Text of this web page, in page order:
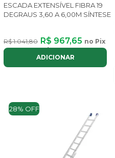
ESCADA EXTENSÍVEL FIBRA 19
DEGRAUS 3,60 A 6,00M SÍNTESE
R$ 1.041,80 R$ 967,65 no Pix
ou até8xdeR$ 145,37com juros
ADICIONAR
28% OFF